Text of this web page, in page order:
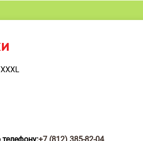
телефону:+7 (812) 385-82-04